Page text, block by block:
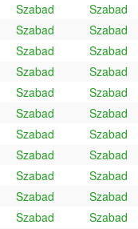
Szabad
Szabad
Szabad
Szabad
Szabad
Szabad
Szabad
Szabad
Szabad
Szabad
Szabad
Szabad
Szabad
Szabad
Szabad
Szabad
Szabad
Szabad
Szabad
Szabad
Szabad Szabad